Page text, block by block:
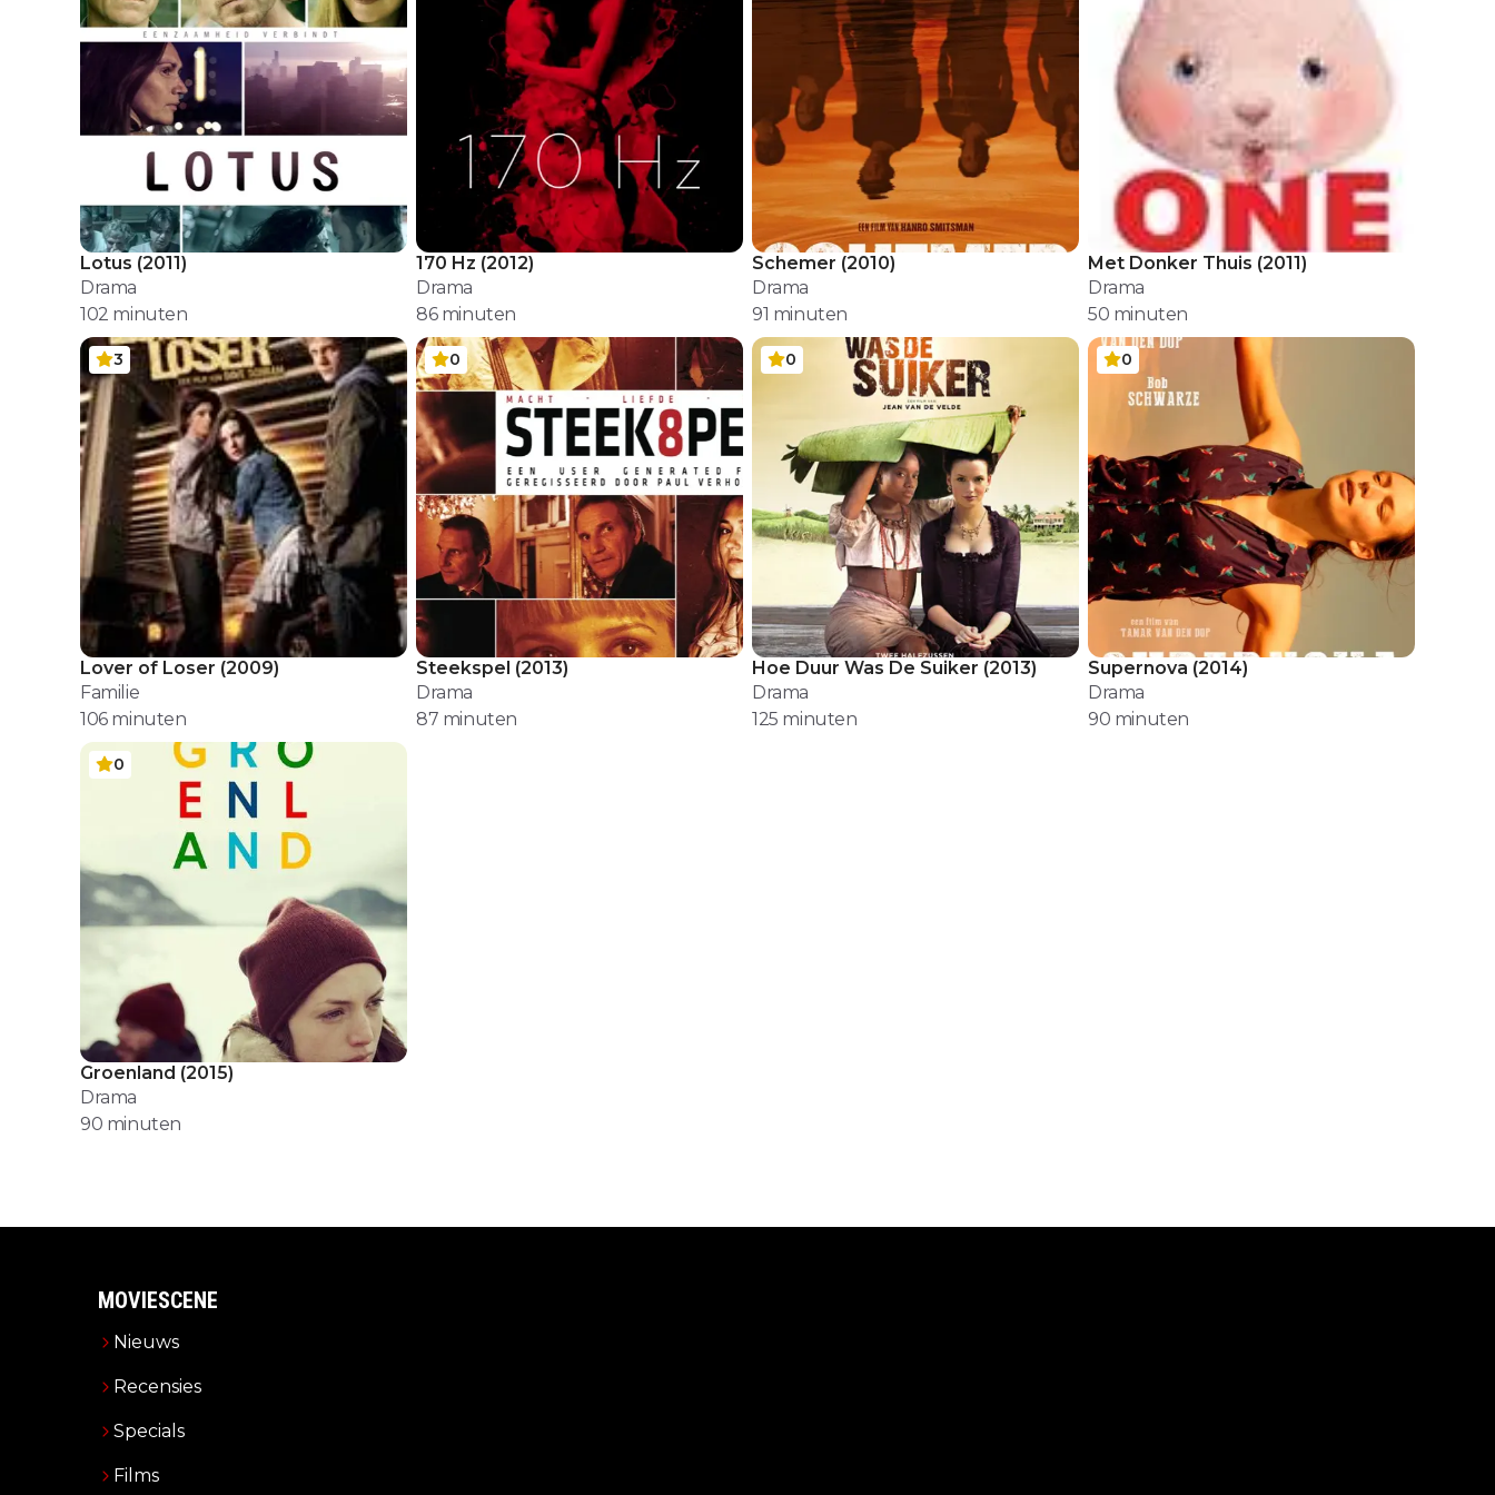
Lotus (2011)
Drama
102 minuten
170 Hz (2012)
Drama
86minuten
Schemer (2010)
Drama
91 minuten
Met Donker Thuis (2011)
Drama
50 minuten
3
Lover of Loser (2009)
Familie
106minuten
0
Steekspel (2013)
Drama
87 minuten
0
Hoe Duur Was De Suiker (2013)
Drama
125 minuten
0
Supernova (2014)
Drama
90 minuten
0
Groenland (2015)
Drama
90 minuten
MOVIESCENE
Nieuws
Recensies
Specials
Films